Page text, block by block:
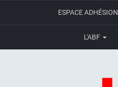
ESPACE ADHÉSION
L'ABF